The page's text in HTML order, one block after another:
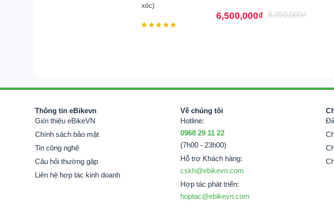
xóc)
8,050,000₫
6,500,000₫
    
Thông tin eBikevn
Giới thiệu eBikeVN
Chính sách bảo mật
Tin công nghệ
Câu hỏi thường gặp
Liên hệ hợp tác kinh doanh
Về chúng tôi
Hotline:
0968 29 11 22
(7h00 - 23h00)
Hỗ trợ Khách hàng:
cskh@ebikevn.com
Hợp tác phát triển:
hoptac@ebikevn.com